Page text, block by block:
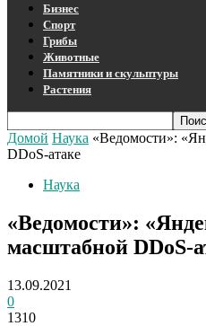
Бизнес
Спорт
Грибы
Животные
Памятники и скульптуры
Растения
Домой Наука «Ведомости»:
DDoS-атаке
Наука
«Ведомости»:
масштабной DDoS-
13.09.2021
0
1310